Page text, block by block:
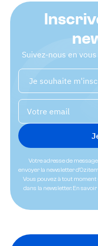
Suivez-nous en
Votre adresse de
envoyer la newsletter
Vous pouvez à tout
dans la newsletter. En